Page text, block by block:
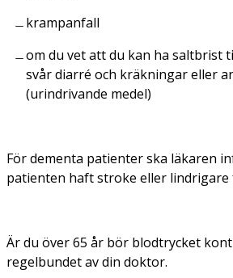
krampanfall
om du vet att du kan ha saltbrist
svår diarré och kräkningar eller
(urindrivande medel)
För dementa patienter ska läkaren
patienten haft stroke eller lindrigare
Är du över 65 år bör blodtrycket
regelbundet av din doktor.